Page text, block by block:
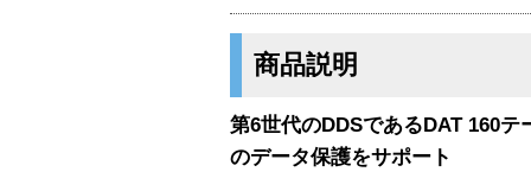
商品説明
第6世代のDDSであるDAT 160
のデータ保護をサポート